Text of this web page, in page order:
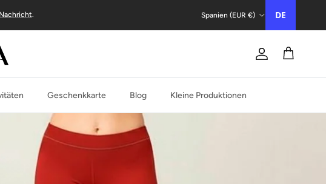
. Spanien (EUR €) DE
KontoTrolley
Geschenkkarte Blog Kleine Produktionen